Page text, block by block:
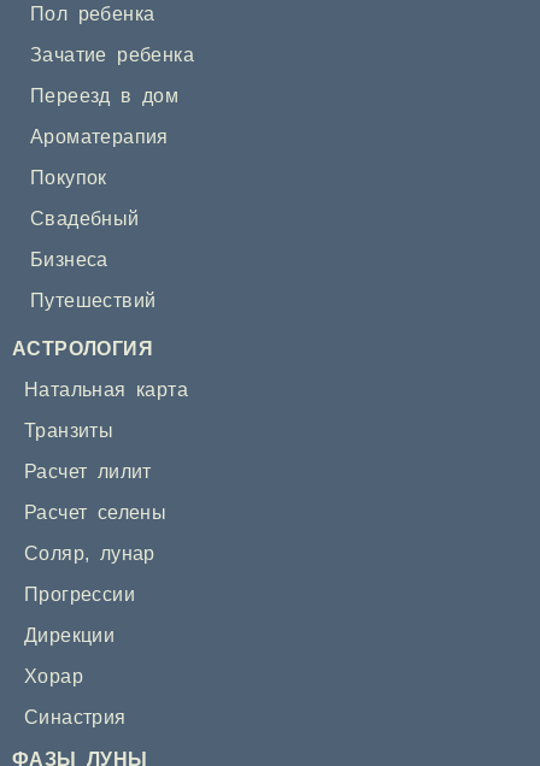
Пол ребенка
Зачатие ребенка
Переезд в дом
Ароматерапия
Покупок
Свадебный
Бизнеса
Путешествий
АСТРОЛОГИЯ
Натальная карта
Транзиты
Расчет лилит
Расчет селены
Соляр, лунар
Прогрессии
Дирекции
Хорар
Синастрия
ФАЗЫ ЛУНЫ